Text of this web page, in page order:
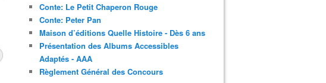
Conte: Le Petit Chaperon Rouge
Conte: Peter Pan
Maison d’éditions Quelle Histoire - Dès 6 ans
Présentation des Albums Accessibles
Adaptés - AAA
Règlement Général des Concours